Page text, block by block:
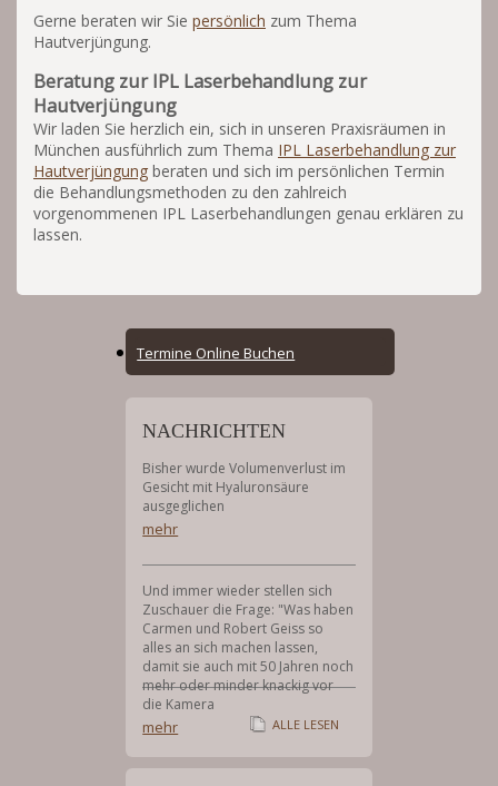
Online
Menu
Termine Online Buchen
NACHRICHTEN
Bisher wurde Volumenverlust im
Gesicht mit Hyaluronsäure
ausgeglichen
mehr
Und immer wieder stellen sich
Zuschauer die Frage: "Was haben
Carmen und Robert Geiss so
alles an sich machen lassen,
damit sie auch mit 50 Jahren noch
mehr oder minder knackig vor
die Kamera
mehr ALLE LESEN
Gerne beraten wir Sie persönlich zum Thema
Hautverjüngung.
Beratung zur IPL Laserbehandlung zur
Hautverjüngung
Wir laden Sie herzlich ein, sich in unseren Praxisräumen in
München ausführlich zum Thema IPL Laserbehandlung zur
Hautverjüngung beraten und sich im persönlichen Termin
die Behandlungsmethoden zu den zahlreich
vorgenommenen IPL Laserbehandlungen genau erklären zu
lassen.